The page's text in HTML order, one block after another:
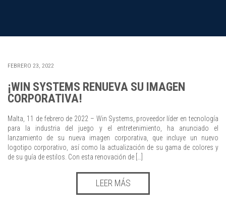
FEBRERO 23, 2022
¡WIN SYSTEMS RENUEVA SU IMAGEN
CORPORATIVA!
Malta, 11 de febrero de 2022 – Win Systems, proveedor líder en tecnología
para la industria del juego y el entretenimiento, ha anunciado el
lanzamiento de su nueva imagen corporativa, que incluye un nuevo
logotipo corporativo, así como la actualización de su gama de colores y
de su guía de estilos. Con esta renovación de […]
LEER MÁS